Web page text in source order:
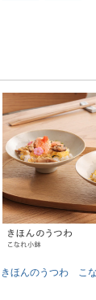
きほんのうつわ こ